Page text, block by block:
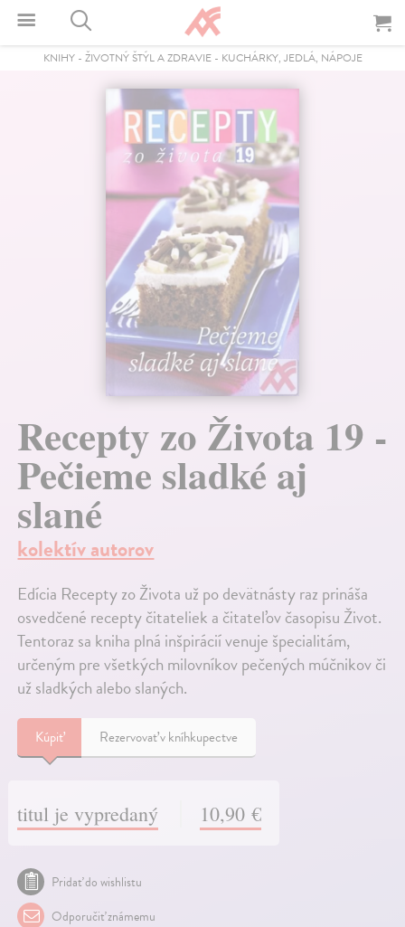
KNIHY- ŽIVOTNÝ ŠTÝL A ZDRAVIE- KUCHÁRKY, JEDLÁ, NÁPOJE
Recepty zo Života 19 -
Pečieme sladké aj
slané
kolektív autorov
Edícia Recepty zo Života už po devätnásty raz prináša
osvedčené recepty čitateliek a čitateľov časopisu Život.
Tentoraz sa kniha plná inšpirácií venuje špecialitám,
určeným pre všetkých milovníkov pečených múčnikov či
už sladkých alebo slaných.
Kúpiť Rezervovať v kníhkupectve
titul je vypredaný 10,90 €
Pridať do wishlistu
Odporučiť známemu